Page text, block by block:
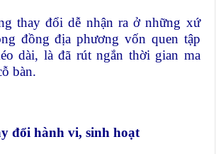
thay đổi dễ nhận ra ở những xứ
đồng địa phương vốn quen tập
dài, là đã rút ngắn thời gian ma
bàn.
đổi hành vi, sinh hoạt